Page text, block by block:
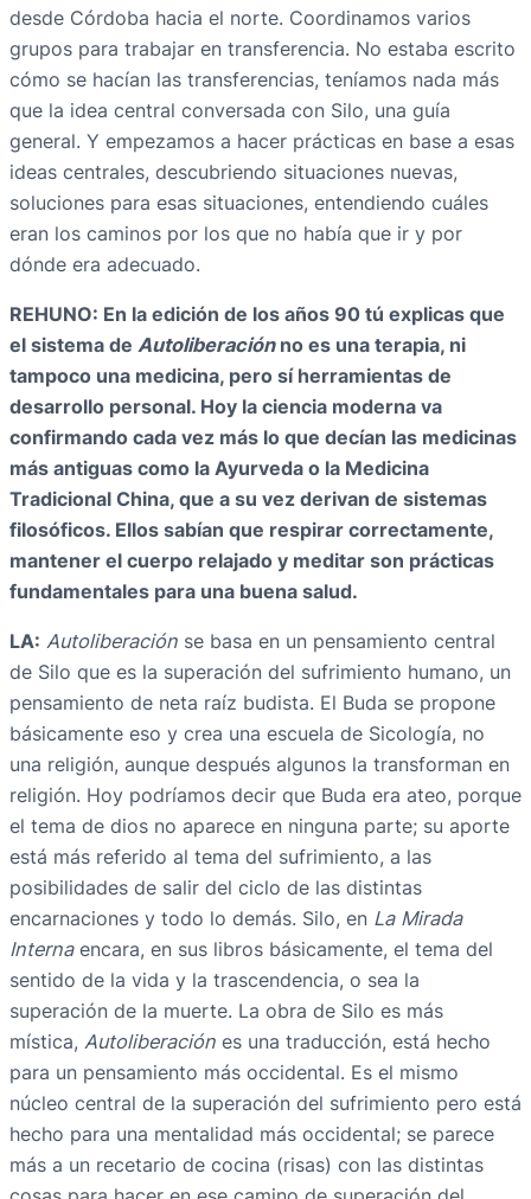
desde Córdoba hacia el norte. Coordinamos varios
grupos para trabajar en transferencia. No estaba escrito
cómo se hacían las transferencias, teníamos nada más
que la idea central conversada con Silo, una guía
general. Y empezamos a hacer prácticas en base a esas
ideas centrales, descubriendo situaciones nuevas,
soluciones para esas situaciones, entendiendo cuáles
eran los caminos por los que no había que ir y por
dónde era adecuado.
REHUNO: En la edición de los años 90 tú explicas que
el sistema de Autoliberaciónno es una terapia, ni
tampoco una medicina, pero sí herramientas de
desarrollo personal. Hoy la ciencia moderna va
confirmando cada vez más lo que decían las medicinas
más antiguas como la Ayurveda o la Medicina
Tradicional China, que a su vez derivan de sistemas
filosóficos. Ellos sabían que respirar correctamente,
mantener el cuerpo relajado y meditar son prácticas
fundamentales para una buena salud.
LA: Autoliberación se basa en un pensamiento central
de Silo que es la superación del sufrimiento humano, un
pensamiento de neta raíz budista. El Buda se propone
básicamente eso y crea una escuela de Sicología, no
una religión, aunque después algunos la transforman en
religión. Hoy podríamos decir que Buda era ateo, porque
el tema de dios no aparece en ninguna parte; su aporte
está más referido al tema del sufrimiento, a las
posibilidades de salir del ciclo de las distintas
encarnaciones y todo lo demás. Silo, en La Mirada
Internaencara, en sus libros básicamente, el tema del
sentido de la vida y la trascendencia, o sea la
superación de la muerte. La obra de Silo es más
mística, Autoliberación es una traducción, está hecho
para un pensamiento más occidental. Es el mismo
núcleo central de la superación del sufrimiento pero está
hecho para una mentalidad más occidental; se parece
más a un recetario de cocina (risas) con las distintas